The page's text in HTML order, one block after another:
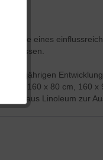
Erbe eines
dreijährigen
cm, 160 x 80 cm, 160 x
aus Linoleum zur